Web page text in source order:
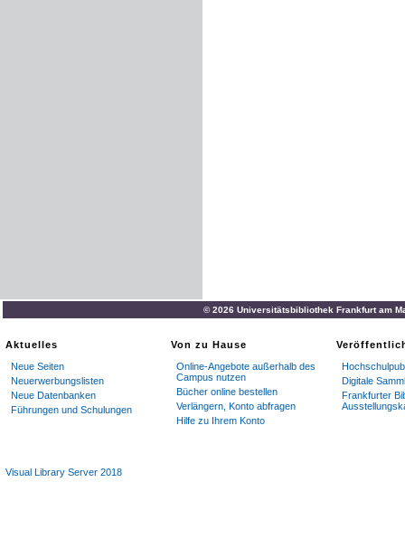
© 2026 Universitätsbibliothek Frankfurt am
Aktuelles
Neue Seiten
Neuerwerbungslisten
Neue Datenbanken
Führungen und Schulungen
Von zu Hause
Online-Angebote außerhalb des
Campus nutzen
Bücher online bestellen
Verlängern, Konto abfragen
Hilfe zu Ihrem Konto
Digitale
Frankfurter
Visual Library Server 2018